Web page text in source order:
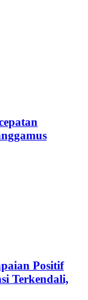
Positif
Terkendali,